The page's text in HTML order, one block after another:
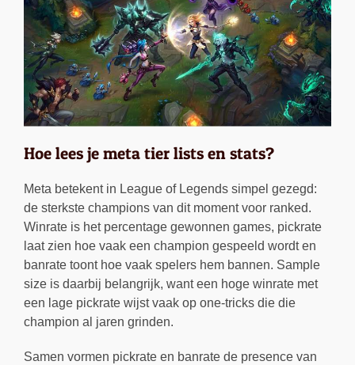
Hoe lees je meta tier lists en stats?
Meta betekent in League of Legends simpel gezegd:
de sterkste champions van dit moment voor ranked.
Winrate is het percentage gewonnen games, pickrate
laat zien hoe vaak een champion gespeeld wordt en
banrate toont hoe vaak spelers hem bannen. Sample
size is daarbij belangrijk, want een hoge winrate met
een lage pickrate wijst vaak op one-tricks die die
champion al jaren grinden.
Samen vormen pickrate en banrate de presence van